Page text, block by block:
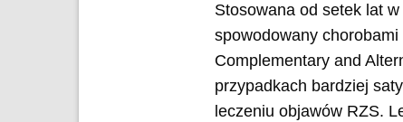
Stosowana od setek lat
spowodowany
Complementary and
przypadkach bardziej
leczeniu objawów RZS.